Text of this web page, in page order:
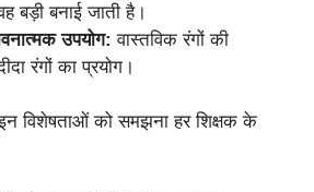
बड़ी बनाई जाती है।
उपयोग: वास्तविक रंगों की
रंगों का प्रयोग।
विशेषताओं को समझना हर शिक्षक के